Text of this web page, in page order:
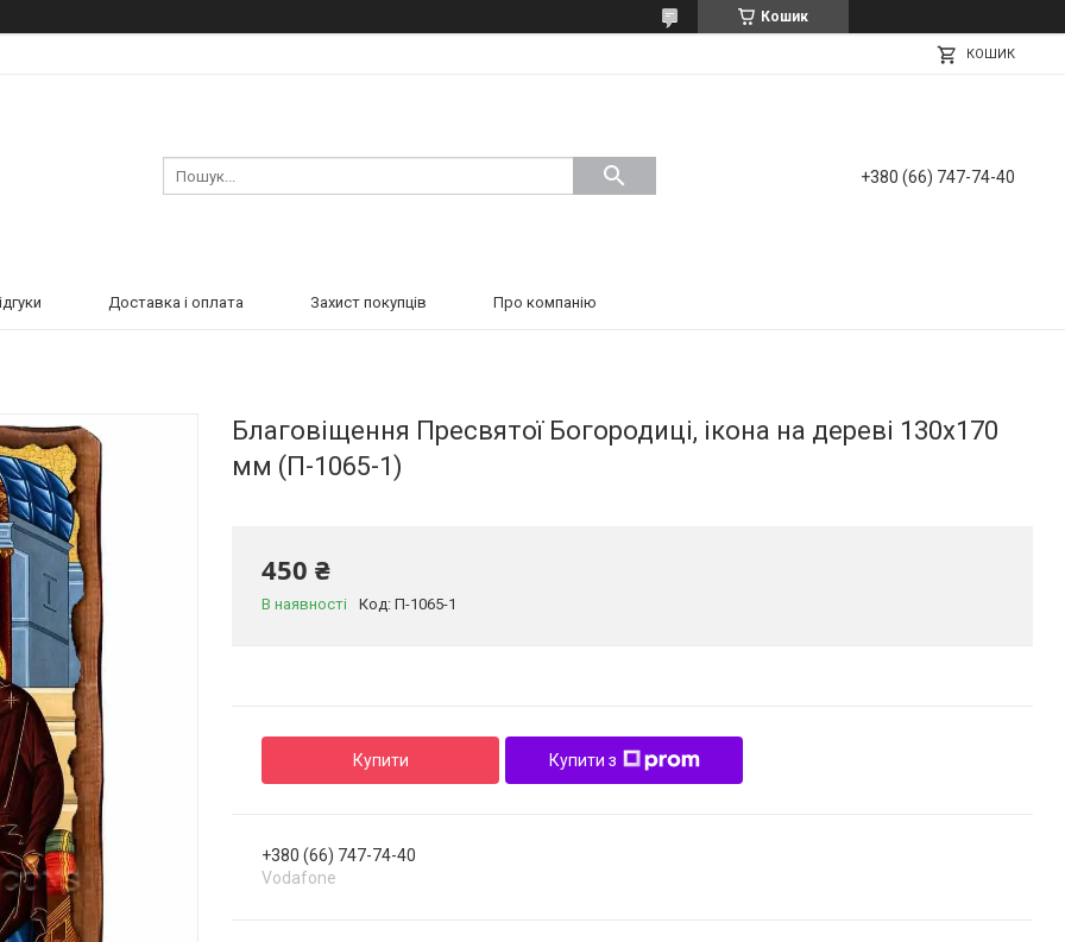
Кошик
КОШИК
+380 (66) 747-74-40
Доставка і оплата Захист покупців Про компанію
Благовіщення Пресвятої Богородиці, ікона на дереві 130х170
мм (П-1065-1)
450 ₴
В наявності Код: П-1065-1
Купити Купити з
+380 (66) 747-74-40
Vodafone